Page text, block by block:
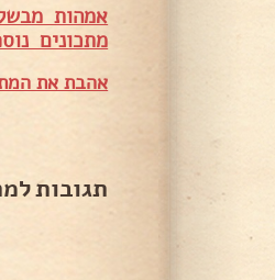
אמהות
מתכונים
אהבת את
תגובות